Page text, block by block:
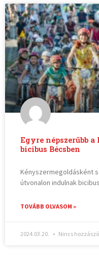
Egyre népszerűbb
bicibus Bécsben
Kényszermegoldásként
útvonalon indulnak
TOVÁBB OLVASOM »
2024.03.20. Nincs